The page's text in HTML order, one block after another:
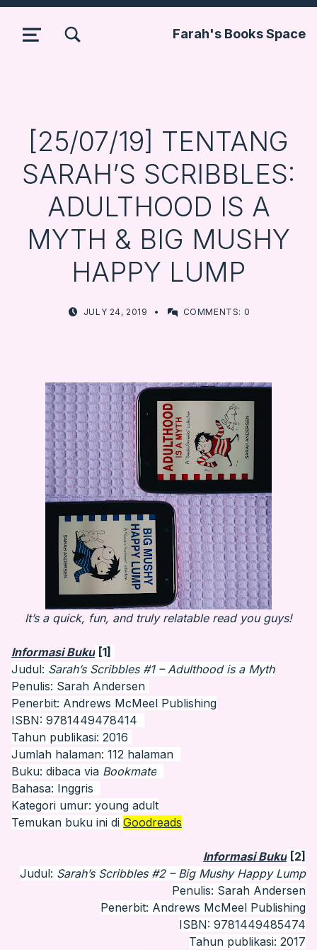
Farah's Books Space
MENU
[25/07/19] TENTANG
SARAH’S SCRIBBLES:
ADULTHOOD IS A
MYTH & BIG MUSHY
HAPPY LUMP
POSTED ON:
JULY 24, 2019 WRITTEN BY:
FARBOOKSVENTURE
COMMENTS: 0
It’s a quick, fun, and truly relatable read you guys!
Informasi Buku [1]
Judul: Sarah’s Scribbles #1 – Adulthood is a Myth
Penulis: Sarah Andersen
Penerbit: Andrews McMeel Publishing
ISBN: 9781449478414
Tahun publikasi: 2016
Jumlah halaman: 112 halaman
Buku: dibaca via Bookmate
Bahasa: Inggris
Kategori umur: young adult
Temukan buku ini di Goodreads
Informasi Buku [2]
Judul: Sarah’s Scribbles #2 – Big Mushy Happy Lump
Penulis: Sarah Andersen
Penerbit: Andrews McMeel Publishing
ISBN: 9781449485474
Tahun publikasi: 2017